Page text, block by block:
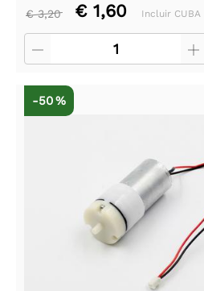
€ 3,20 € 1,60 Incluir CUBA
-50 %